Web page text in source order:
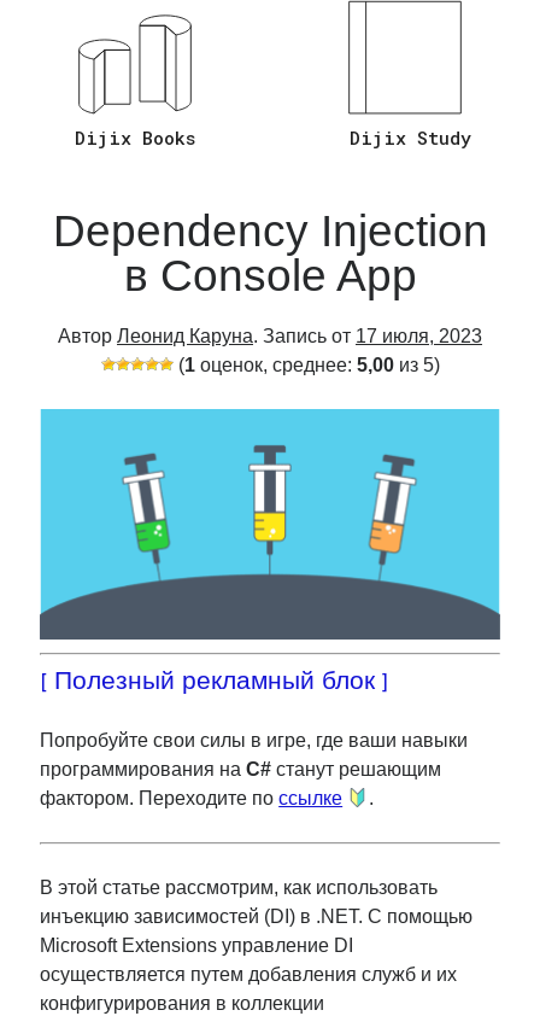
Ответы на Вопросы C# Asp.Net Core
Язык Программирования Sql
Dijix Books Dijix Study
Dependency Injection
в Console App
Автор Леонид Каруна. Запись от 17 июля, 2023
(1оценок, среднее: 5,00из 5)
[ Полезный рекламный блок ]
Попробуйте свои силы в игре, где ваши навыки
программирования наC# станут решающим
фактором. Переходите поссылке .
В этой статье рассмотрим, как использовать
инъекцию зависимостей (DI) в .NET. С помощью
Microsoft Extensions управление DI
осуществляется путем добавления служб и их
конфигурирования в коллекции